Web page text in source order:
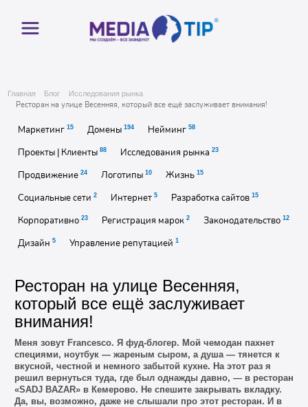
Главная Блог Исследования рынка
Ресторан на улице Весенняя, который все ещё заслуживает внимания!
Маркетинг 15 Домены 194 Нейминг 58
Проекты | Клиенты 88 Исследования рынка 23
Продвижение 24 Логотипы 10 Жизнь 15
Социальные сети 2 Интернет 5 Разработка сайтов 15
Корпоративно 23 Регистрация марок 2 Законодательство 12
Дизайн 5 Управление репутацией 1
Ресторан на улице Весенняя,
который все ещё заслуживает
внимания!
Меня зовут Francesco. Я фуд-блогер. Мой чемодан пахнет
специями, ноутбук — жареным сыром, а душа — тянется к
вкусной, честной и немного забытой кухне. На этот раз я
решил вернуться туда, где был однажды давно, — в ресторан
«SADJ BAZAR» в Кемерово. Не спешите закрывать вкладку.
Да, вы, возможно, даже не слышали про этот ресторан. И в